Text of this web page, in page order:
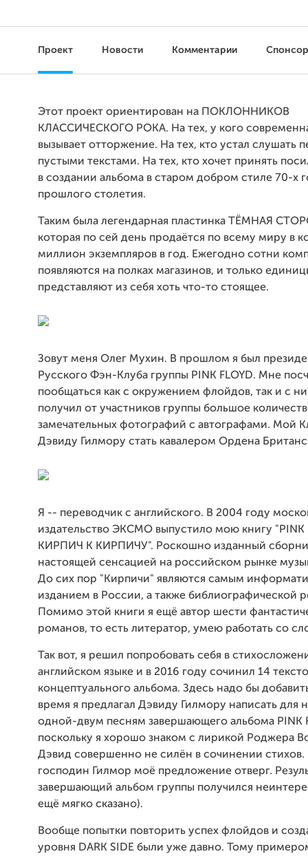
Проект Новости Комментарии
Этот проект ориентирован на ПОКЛОННИКОВ
КЛАССИЧЕСКОГО РОКА. На тех, у кого
вызывает отторжение. На тех, кто устал слушать
пустыми текстами. На тех, кто хочет принять
в создании альбома в старом добром стиле 70-х
прошлого столетия.
Таким была легендарная пластинка ТЁМНАЯ
которая по сей день продаётся по всему миру в
миллион экземпляров в год. Ежегодно сотни
появляются на полках магазинов, и только
представляют из себя хоть что-то стоящее.
Зовут меня Олег Мухин. В прошлом я был
Русского Фэн-Клуба группы PINK FLOYD. Мне
пообщаться как с окружением флойдов, так и с
получил от участников группы большое
замечательных фотографий с автографами. Мой
Дэвиду Гилмору стать кавалером Ордена
Я -- переводчик с английского. В 2004 году
издательство ЭКСМО выпустило мою книгу "PINK
КИРПИЧ К КИРПИЧУ". Роскошно изданный
настоящей сенсацией на российском рынке
До сих пор "Кирпичи" являются самым
изданием в России, а также библиографической
Помимо этой книги я ещё автор шести
романов, то есть литератор, умею работать со
Так вот, я решил попробовать себя в
английском языке и в 2016 году сочинил 14
концептуального альбома. Здесь надо бы
время я предлагал Дэвиду Гилмору написать для
одной-двум песням завершающего альбома PINK
поскольку я хорошо знаком с лирикой Роджера
Дэвид совершенно не силён в сочинении
господин Гилмор моё предложение отверг.
завершающий альбом группы получился
ещё мягко сказано).
Вообще попытки повторить успех флойдов и
уровня DARK SIDE были уже давно. Тому